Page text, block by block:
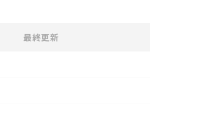
最終更新